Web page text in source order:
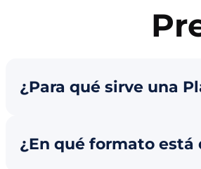
¿Para qué sirve una
¿En qué formato